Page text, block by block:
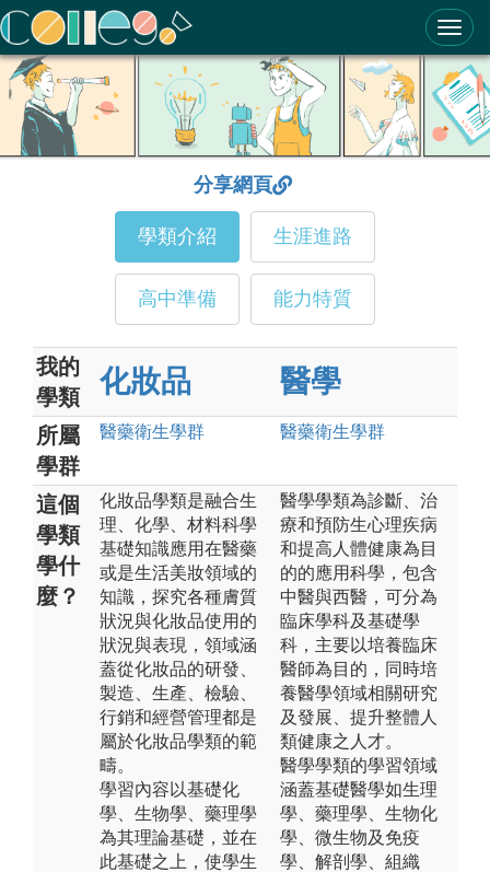
ColleGo! 大學選才與高中育才輔助系統
分享網頁
學類介紹 生涯進路
高中準備 能力特質
我的
學類
化妝品 醫學
所屬
學群
醫藥衛生學群 醫藥衛生學群
這個
學類
學什
麼？
化妝品學類是融合生
理、化學、材料科學
基礎知識應用在醫藥
或是生活美妝領域的
知識，探究各種膚質
狀況與化妝品使用的
狀況與表現，領域涵
蓋從化妝品的研發、
製造、生產、檢驗、
行銷和經營管理都是
屬於化妝品學類的範
疇。
學習內容以基礎化
學、生物學、藥理學
為其理論基礎，並在
此基礎之上，使學生
醫學學類為診斷、治
療和預防生心理疾病
和提高人體健康為目
的的應用科學，包含
中醫與西醫，可分為
臨床學科及基礎學
科，主要以培養臨床
醫師為目的，同時培
養醫學領域相關研究
及發展、提升整體人
類健康之人才。
醫學學類的學習領域
涵蓋基礎醫學如生理
學、藥理學、生物化
學、微生物及免疫
學、解剖學、組織